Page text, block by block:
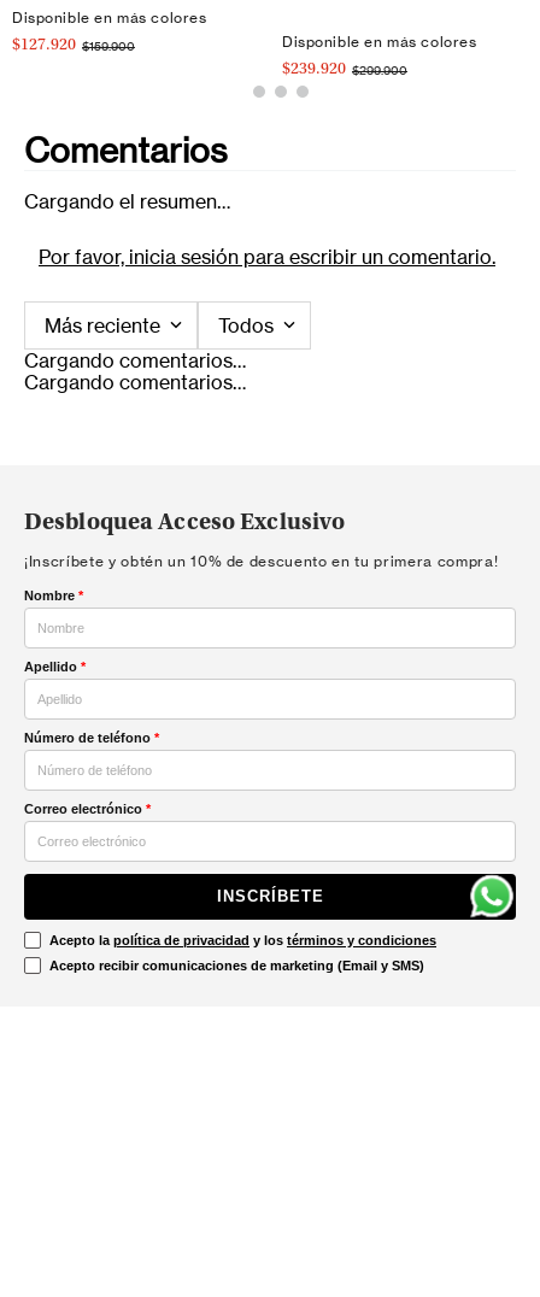
Disponible en más colores
$127.920 $159.900 Disponible en más colores
$239.920 $299.900
Comentarios
Cargando el resumen…
Por favor, inicia sesión para escribir un comentario.
Más reciente
Todos
Cargando comentarios…
Cargando comentarios…
Desbloquea Acceso Exclusivo
¡Inscríbete y obtén un 10% de descuento en tu primera compra!
Nombre *
Apellido *
Número de teléfono *
Correo electrónico *
INSCRÍBETE
Acepto la política de privacidad y los términos y condiciones
Acepto recibir comunicaciones de marketing (Email y SMS)